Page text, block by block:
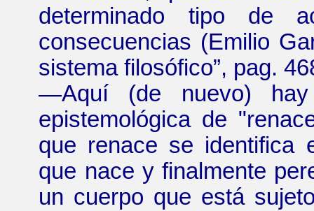
determinado tipo de
consecuencias (Emilio
sistema filosófico”, pag.
—Aquí (de nuevo)
epistemológica de
que renace se identifica
que nace y finalmente
un cuerpo que está